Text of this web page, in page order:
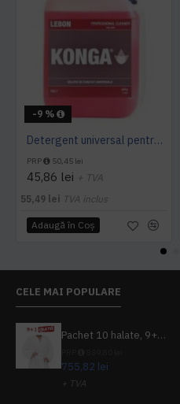
-9 %
Detergent universal pentru suprafete, Professional Cleaner, Konga, 5 L
PRP 50,45 lei
45,86 lei + TVA
55,49 lei TVA inclus
Adaugă în Coş
CELE MAI POPULARE
Pachet 10 halate, 9+1 gratuit
755,82 lei
+ TVA